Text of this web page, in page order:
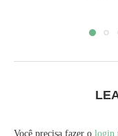
Você precisa fazer o login